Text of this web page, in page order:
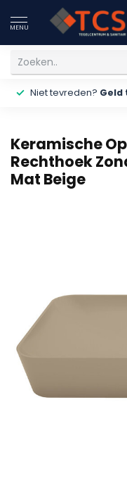
MENU
Niet tevreden? Geld
Keramische
Rechthoek
Mat Beige